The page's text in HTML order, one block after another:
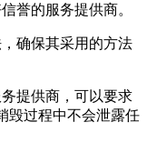
誉的服务提供商。
确保其采用的方法
提供商，可以要求
毁过程中不会泄露任